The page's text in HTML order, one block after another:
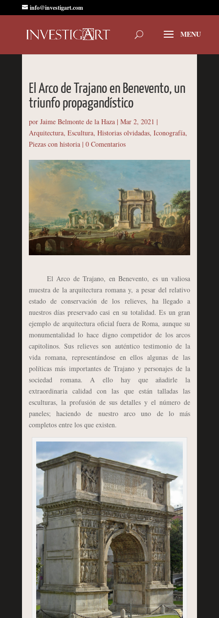
info@investigart.com
El Arco de Trajano en Benevento, un
triunfo propagandístico
por Jaime Belmonte de la Haza| Mar 2, 2021 |
Arquitectura, Escultura, Historias olvidadas, Iconografía,
Piezas con historia| 0 Comentarios
El Arco de Trajano, en Benevento, es un valiosa
muestra de la arquitectura romana y, a pesar del relativo
estado de conservación de los relieves, ha llegado a
nuestros días preservado casi en su totalidad. Es un gran
ejemplo de arquitectura oficial fuera de Roma, aunque su
monumentalidad lo hace digno competidor de los arcos
capitolinos. Sus relieves son auténtico testimonio de la
vida romana, representándose en ellos algunas de las
políticas más importantes de Trajano y personajes de la
sociedad romana. A ello hay que añadirle la
extraordinaria calidad con las que están talladas las
esculturas, la profusión de sus detalles y el número de
paneles; haciendo de nuestro arco uno de lo más
completos entre los que existen.